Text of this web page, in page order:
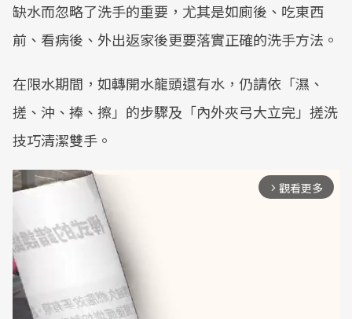
缺水而忽略了洗手的重要，尤其是如廁後、吃東西
前、看病後、外出返家後更要落實正確的洗手方法。
在限水期間，如轉開水龍頭還有水，仍請依「濕、
搓、沖、捧、擦」的步驟及「內外夾弓大立完」搓洗
技巧清潔雙手。
arrow_forward_ios 觀看更多